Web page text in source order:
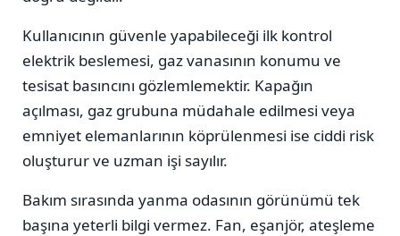
Kullanıcının güvenle yapabileceği ilk kontrol
elektrik beslemesi, gaz vanasının konumu ve
tesisat basıncını gözlemlemektir. Kapağın
açılması, gaz grubuna müdahale edilmesi veya
emniyet elemanlarının köprülenmesi ise ciddi risk
oluşturur ve uzman işi sayılır.
Bakım sırasında yanma odasının görünümü tek
başına yeterli bilgi vermez. Fan, eşanjör, ateşleme